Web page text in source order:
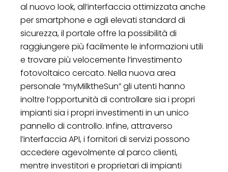
al nuovo look, all’interfaccia ottimizzata anche
per smartphone e agli elevati standard di
sicurezza, il portale offre la possibilità di
raggiungere più facilmente le informazioni utili
e trovare più velocemente l’investimento
fotovoltaico cercato. Nella nuova area
personale “myMilktheSun” gli utenti hanno
inoltre l’opportunità di controllare sia i propri
impianti sia i propri investimenti in un unico
pannello di controllo. Infine, attraverso
l’interfaccia API, i fornitori di servizi possono
accedere agevolmente al parco clienti,
mentre investitori e proprietari di impianti